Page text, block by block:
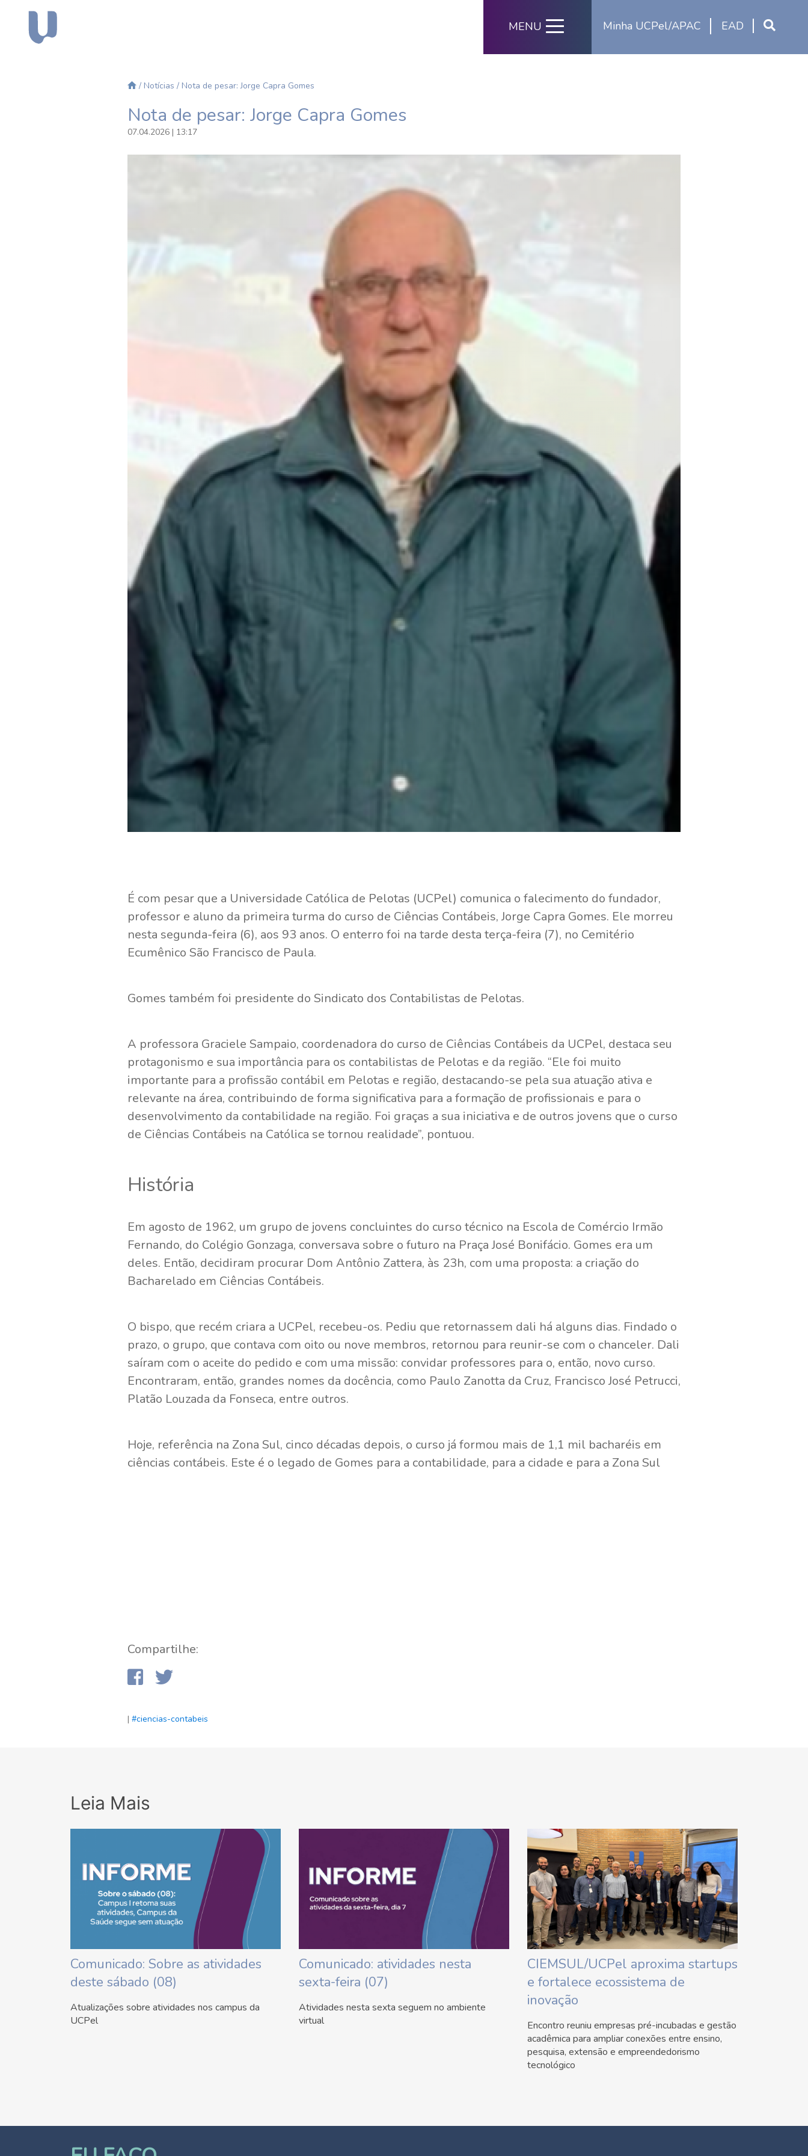
Minha UCPel/APAC EAD
MENU
/ Notícias / Nota de pesar: Jorge Capra Gomes
Nota de pesar: Jorge Capra Gomes
07.04.2026 | 13:17
É com pesar que a Universidade Católica de Pelotas (UCPel) comunica o falecimento do fundador,
professor e aluno da primeira turma do curso de Ciências Contábeis, Jorge Capra Gomes. Ele morreu
nesta segunda-feira (6), aos 93 anos. O enterro foi na tarde desta terça-feira (7), no Cemitério
Ecumênico São Francisco de Paula.
Gomes também foi presidente do Sindicato dos Contabilistas de Pelotas.
A professora Graciele Sampaio, coordenadora do curso de Ciências Contábeis da UCPel, destaca seu
protagonismo e sua importância para os contabilistas de Pelotas e da região. “Ele foi muito
importante para a profissão contábil em Pelotas e região, destacando-se pela sua atuação ativa e
relevante na área, contribuindo de forma significativa para a formação de profissionais e para o
desenvolvimento da contabilidade na região. Foi graças a sua iniciativa e de outros jovens que o curso
de Ciências Contábeis na Católica se tornou realidade”, pontuou.
História
Em agosto de 1962, um grupo de jovens concluintes do curso técnico na Escola de Comércio Irmão
Fernando, do Colégio Gonzaga, conversava sobre o futuro na Praça José Bonifácio. Gomes era um
deles. Então, decidiram procurar Dom Antônio Zattera, às 23h, com uma proposta: a criação do
Bacharelado em Ciências Contábeis.
O bispo, que recém criara a UCPel, recebeu-os. Pediu que retornassem dali há alguns dias. Findado o
prazo, o grupo, que contava com oito ou nove membros, retornou para reunir-se com o chanceler. Dali
saíram com o aceite do pedido e com uma missão: convidar professores para o, então, novo curso.
Encontraram, então, grandes nomes da docência, como Paulo Zanotta da Cruz, Francisco José Petrucci,
Platão Louzada da Fonseca, entre outros.
Hoje, referência na Zona Sul, cinco décadas depois, o curso já formou mais de 1,1 mil bacharéis em
ciências contábeis. Este é o legado de Gomes para a contabilidade, para a cidade e para a Zona Sul
Compartilhe:
| #ciencias-contabeis
Leia Mais
Comunicado: Sobre as atividades
deste sábado (08)
Atualizações sobre atividades nos campus da
UCPel
Comunicado: atividades nesta
sexta-feira (07)
Atividades nesta sexta seguem no ambiente
virtual
CIEMSUL/UCPel aproxima startups
e fortalece ecossistema de
inovação
Encontro reuniu empresas pré-incubadas e gestão
acadêmica para ampliar conexões entre ensino,
pesquisa, extensão e empreendedorismo
tecnológico